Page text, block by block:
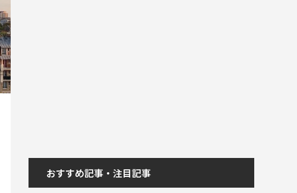
おすすめ記事・注目記事